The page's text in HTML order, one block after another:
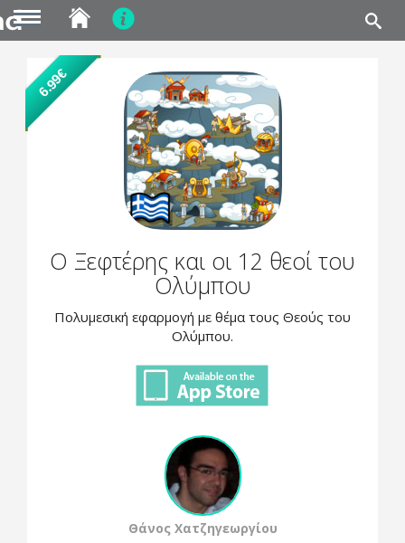
content
6.99€
Ο Ξεφτέρης και οι 12 θεοί του
Ολύμπου
Πολυμεσική εφαρμογή με θέμα τους Θεούς του
Ολύμπου.
Θάνος Χατζηγεωργίου